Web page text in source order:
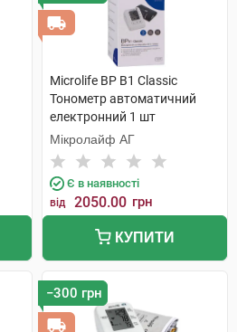
Microlife BP B1 Classic
Тонометр автоматичний
електронний 1 шт
Мікролайф AГ
Є в наявності
від 2050.00 грн
КУПИТИ
−300 грн